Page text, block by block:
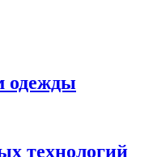
одежды
технологий